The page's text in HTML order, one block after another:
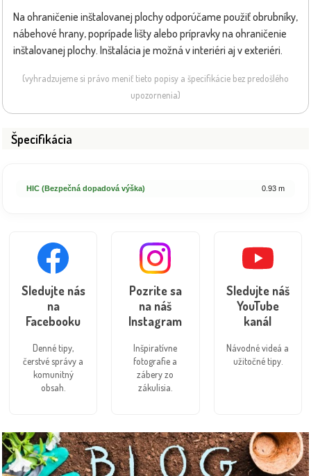
Na ohraničenie inštalovanej plochy odporúčame použiť obrubníky,
nábehové hrany, poprípade lišty alebo prípravky na ohraničenie
inštalovanej plochy. Inštalácia je možná v interiéri aj v exteriéri.
(vyhradzujeme si právo meniť tieto popisy a špecifikácie bez predošlého
upozornenia)
Špecifikácia
HIC (Bezpečná dopadová výška) 0.93 m
Sledujte nás
na
Facebooku
Denné tipy,
čerstvé správy a
komunitný
obsah.
Pozrite sa
na náš
Instagram
Inšpiratívne
fotografie a
zábery zo
zákulisia.
Sledujte náš
YouTube
kanál
Návodné videá a
užitočné tipy.